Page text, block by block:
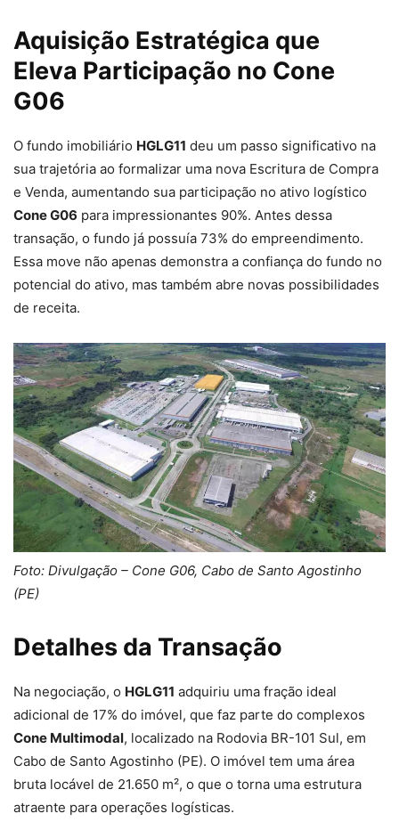
Aquisição Estratégica que
Eleva Participação no Cone
G06
O fundo imobiliário HGLG11 deu um passo significativo na
sua trajetória ao formalizar uma nova Escritura de Compra
e Venda, aumentando sua participação no ativo logístico
Cone G06 para impressionantes 90%. Antes dessa
transação, o fundo já possuía 73% do empreendimento.
Essa move não apenas demonstra a confiança do fundo no
potencial do ativo, mas também abre novas possibilidades
de receita.
Foto: Divulgação – Cone G06, Cabo de Santo Agostinho
(PE)
Detalhes da Transação
Na negociação, o HGLG11 adquiriu uma fração ideal
adicional de 17% do imóvel, que faz parte do complexos
Cone Multimodal, localizado na Rodovia BR-101 Sul, em
Cabo de Santo Agostinho (PE). O imóvel tem uma área
bruta locável de 21.650 m², o que o torna uma estrutura
atraente para operações logísticas.